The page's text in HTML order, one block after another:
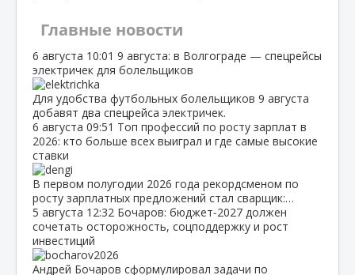
Главные новости
6 августа 10:01 9 августа: в Волгограде — спецрейсы
электричек для болельщиков
Для удобства футбольных болельщиков 9 августа
добавят два спецрейса электричек.
6 августа 09:51 Топ профессий по росту зарплат в
2026: кто больше всех выиграл и где самые высокие
ставки
В первом полугодии 2026 года рекордсменом по
росту зарплатных предложений стал сварщик:…
5 августа 12:32 Бочаров: бюджет‑2027 должен
сочетать осторожность, соцподдержку и рост
инвестиций
Андрей Бочаров сформулировал задачи по